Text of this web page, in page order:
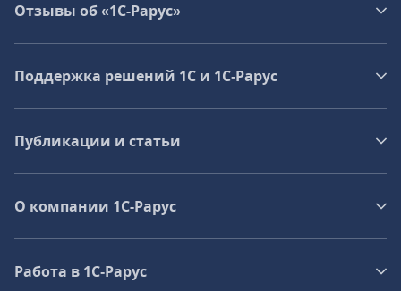
Отзывы об «1С-Рарус»
Поддержка решений 1С и 1С‑Рарус
Публикации и статьи
О компании 1C-Рарус
Работа в 1С‑Рарус